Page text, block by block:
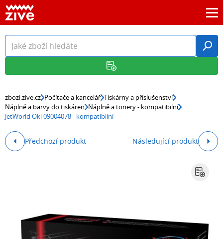
zbozi.zive.cz Počítače a kancelář Tiskárny a příslušenství
Náplně a barvy do tiskáren Náplně a tonery - kompatibilní
JetWorld Oki 09004078 - kompatibilní
Předchozí produkt Následující produkt